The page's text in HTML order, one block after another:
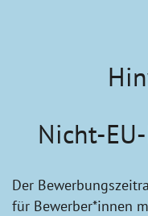
Nicht-
Der
für Bewerber*innen